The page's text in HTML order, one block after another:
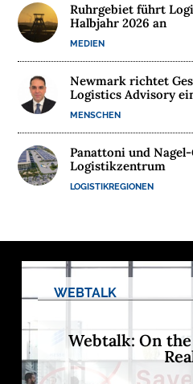
E
D
I
e
t
c
h
a
n
d
s
L
Ruhrgebiet führt
Halbjahr 2026 an
MEDIEN
Newmark richtet
Logistics Advisory
MENSCHEN
Panattoni und
Logistikzentrum
LOGISTIKREGIONEN
WEBTALK
Webtalk: On